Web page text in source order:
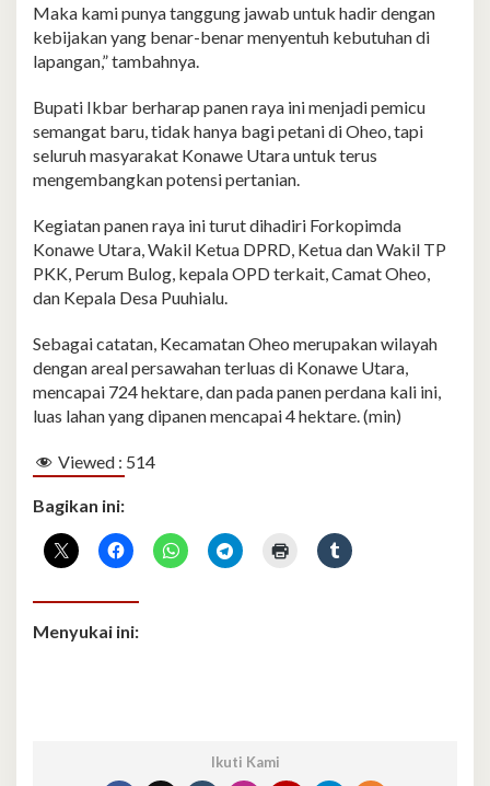
Maka kami punya tanggung jawab untuk hadir dengan
kebijakan yang benar-benar menyentuh kebutuhan di
lapangan,” tambahnya.
Bupati Ikbar berharap panen raya ini menjadi pemicu
semangat baru, tidak hanya bagi petani di Oheo, tapi
seluruh masyarakat Konawe Utara untuk terus
mengembangkan potensi pertanian.
Kegiatan panen raya ini turut dihadiri Forkopimda
Konawe Utara, Wakil Ketua DPRD, Ketua dan Wakil TP
PKK, Perum Bulog, kepala OPD terkait, Camat Oheo,
dan Kepala Desa Puuhialu.
Sebagai catatan, Kecamatan Oheo merupakan wilayah
dengan areal persawahan terluas di Konawe Utara,
mencapai 724 hektare, dan pada panen perdana kali ini,
luas lahan yang dipanen mencapai 4 hektare. (min)
Viewed : 514
Bagikan ini:
Menyukai ini:
Ikuti Kami